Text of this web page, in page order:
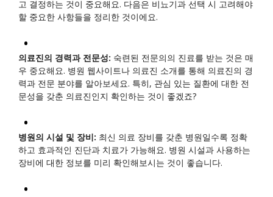
고 결정하는 것이 중요해요. 다음은 비뇨기과 선택 시 고려해야
할 중요한 사항들을 정리한 것이에요.
의료진의 경력과 전문성: 숙련된 전문의의 진료를 받는 것은 매
우 중요해요. 병원 웹사이트나 의료진 소개를 통해 의료진의 경
력과 전문 분야를 알아보세요. 특히, 관심 있는 질환에 대한 전
문성을 갖춘 의료진인지 확인하는 것이 좋겠죠?
병원의 시설 및 장비: 최신 의료 장비를 갖춘 병원일수록 정확
하고 효과적인 진단과 치료가 가능해요. 병원 시설과 사용하는
장비에 대한 정보를 미리 확인해보시는 것이 좋습니다.